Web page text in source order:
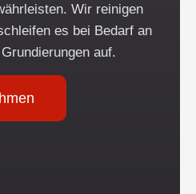
Wir reinigen
es bei Bedarf an
auf.